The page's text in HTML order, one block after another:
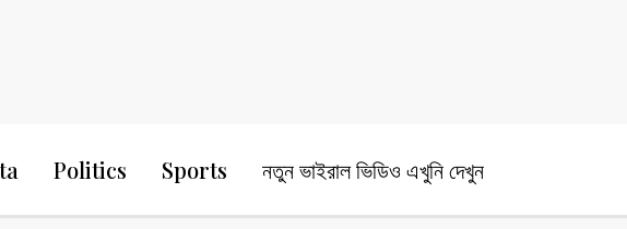
Politics Sports নতুন ভাইরাল ভিডিও এখুনি দেখুন